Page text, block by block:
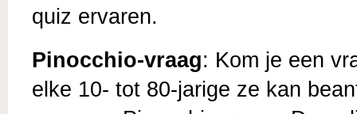
quiz ervaren.
Pinocchio-vraag: Kom je een
elke 10- tot 80-jarige ze kan